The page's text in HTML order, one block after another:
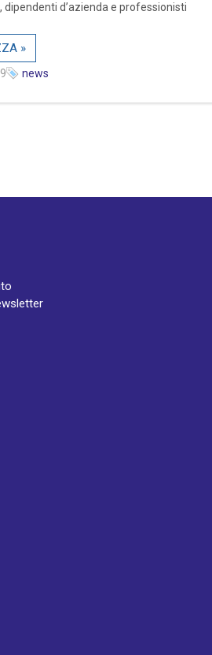
dipendenti d’azienda e professionisti
»
news